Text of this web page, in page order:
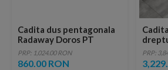
Cadita dus pentagonala
Radaway Doros PT
Compact 80 x 80 cm
PRP: 1,024.00 RON
860.00 RON
x H4
PRP: